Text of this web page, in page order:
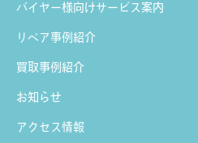
バイヤー様向けサービス案内
リペア事例紹介
買取事例紹介
お知らせ
アクセス情報